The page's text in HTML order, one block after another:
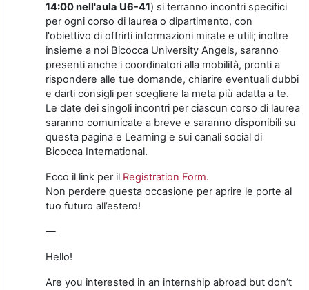
14:00 nell'aula U6-41) si terranno incontri specifici
per ogni corso di laurea o dipartimento, con
l'obiettivo di offrirti informazioni mirate e utili; inoltre
insieme a noi Bicocca University Angels, saranno
presenti anche i coordinatori alla mobilità, pronti a
rispondere alle tue domande, chiarire eventuali dubbi
e darti consigli per scegliere la meta più adatta a te.
Le date dei singoli incontri per ciascun corso di laurea
saranno comunicate a breve e saranno disponibili su
questa pagina e Learning e sui canali social di
Bicocca International.
Ecco il link per il Registration Form.
Non perdere questa occasione per aprire le porte al
tuo futuro all’estero!
—
Hello!
Are you interested in an internship abroad but don’t